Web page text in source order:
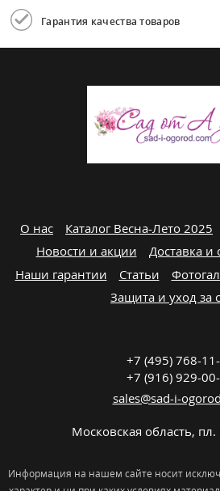
Гарантия качества товаров
О нас Каталог Весна-Лето 2025
Новости и акции
Доставка и
Наши гарантии
Статьи
Защита и уход за
+7 (495) 768-
+7 (916) 929-
sales@sad-i-
Московская область, пл.
Информация на нашем сайте носит